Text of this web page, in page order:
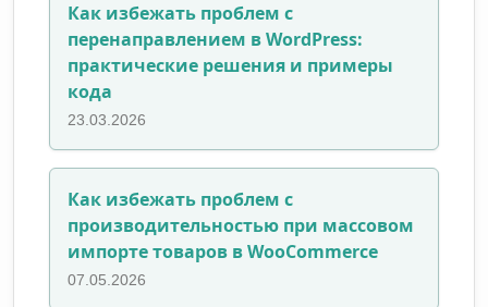
Как избежать проблем с
перенаправлением в WordPress:
практические решения и примеры
кода
23.03.2026
Как избежать проблем с
производительностью при массовом
импорте товаров в WooCommerce
07.05.2026